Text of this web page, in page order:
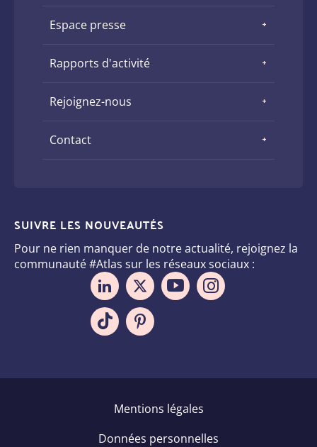
Espace presse
Rapports d'activité
Rejoignez-nous
Contact
SUIVRE LES NOUVEAUTÉS
Pour ne rien manquer de notre actualité, rejoignez la
communauté #Atlas sur les réseaux sociaux :
Mentions légales
Données personnelles